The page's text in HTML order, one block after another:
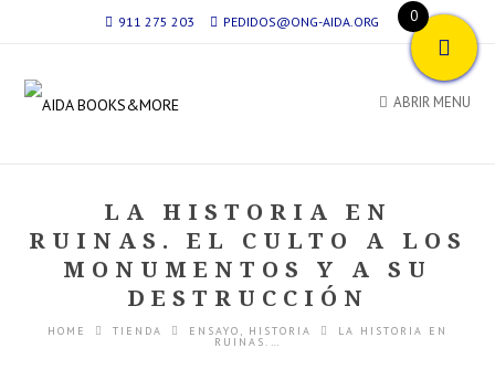
911 275 203 PEDIDOS@ONG-AIDA.ORG
ABRIR MENU
LA HISTORIA EN
RUINAS. EL CULTO A LOS
MONUMENTOS Y A SU
DESTRUCCIÓN
HOME TIENDA ENSAYO HISTORIA LA HISTORIA EN
RUINAS.…
0